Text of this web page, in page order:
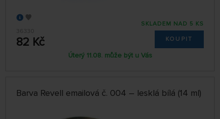
36330
82 Kč
SKLADEM NAD 5 KS
KOUPIT
Úterý 11.08. může být u Vás
Barva Revell emailová č. 004 – lesklá bílá (14 ml)